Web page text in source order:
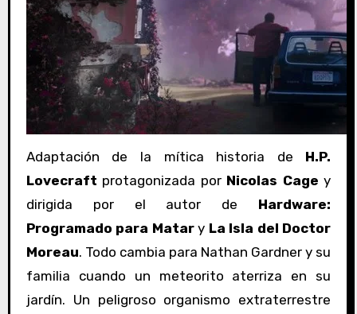
Adaptación de la mítica historia de H.P.
Lovecraft protagonizada por Nicolas Cage y
dirigida por el autor de Hardware:
Programado para Matary La Isla del Doctor
Moreau. Todo cambia para Nathan Gardner y su
familia cuando un meteorito aterriza en su
jardín. Un peligroso organismo extraterrestre